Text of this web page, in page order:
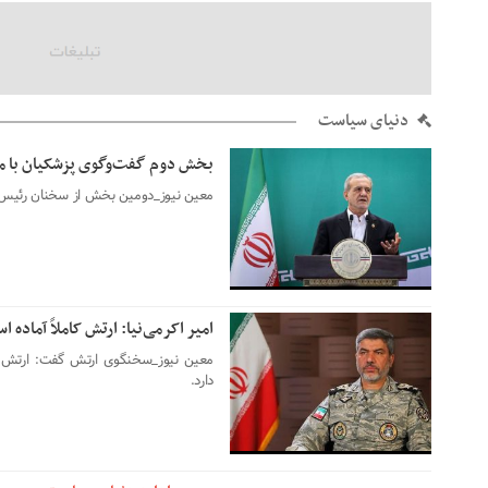
دنیای سیاست
بخش دوم گفت‌وگوی پزشکیان
معین نیوز_دومین بخش از سخنان
06 آگوست 2026 امیر اکرمی‌نیا: ارتش کاملاً آماده
معین نیوز_سخنگوی ارتش گفت: ارتش
دارد.